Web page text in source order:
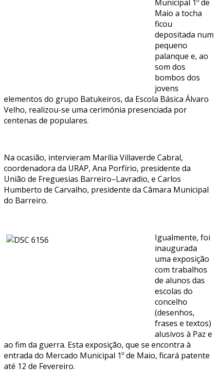
Municipal 1º de
Maio a tocha
ficou
depositada num
pequeno
palanque e, ao
som dos
bombos dos
jovens
elementos do grupo Batukeiros, da Escola Básica Álvaro
Velho, realizou-se uma cerimónia presenciada por
centenas de populares.
Na ocasião, intervieram Marília Villaverde Cabral,
coordenadora da URAP, Ana Porfírio, presidente da
União de Freguesias Barreiro–Lavradio, e Carlos
Humberto de Carvalho, presidente da Câmara Municipal
do Barreiro.
Igualmente, foi
inaugurada
uma exposição
com trabalhos
de alunos das
escolas do
concelho
(desenhos,
frases e textos)
alusivos à Paz e
ao fim da guerra. Esta exposição, que se encontra à
entrada do Mercado Municipal 1º de Maio, ficará patente
até 12 de Fevereiro.